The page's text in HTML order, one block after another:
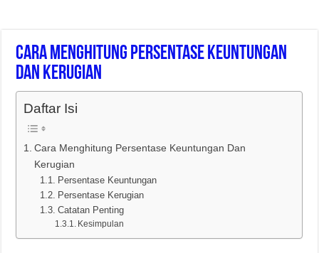
Cara Menghitung Persentase Keuntungan
Dan Kerugian
Daftar Isi
Cara Menghitung Persentase Keuntungan Dan
Kerugian
Persentase Keuntungan
Persentase Kerugian
Catatan Penting
Kesimpulan